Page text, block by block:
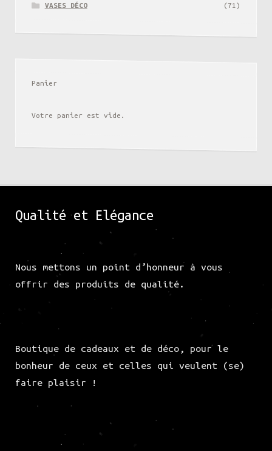
VASES DÉCO (71)
Panier
Votre panier est vide.
Qualité et Elégance
Nous mettons un point d’honneur à vous
offrir des produits de qualité.
Boutique de cadeaux et de déco, pour le
bonheur de ceux et celles qui veulent (se)
faire plaisir !